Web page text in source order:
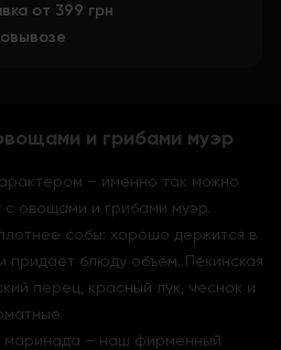
от 399 грн
и грибами муэр
– именно так можно
с овощами и грибами муэр.
собы: хорошо держится в
придаёт блюду объём. Пекинская
перец, красный лук, чеснок и
маринада – наш фирменный